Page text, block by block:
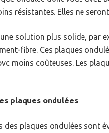
résistantes. Elles ne
solution plus solide, par
fibre. Ces plaques
moins coûteuses. Les
plaques ondulées
des plaques ondulées sont